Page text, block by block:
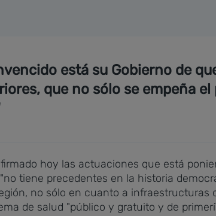
está su Gobierno de
que no sólo se empeña
hoy las actuaciones que está
tiene precedentes en la historia
no sólo en cuanto a infraestructuras
de salud "público y gratuito y de